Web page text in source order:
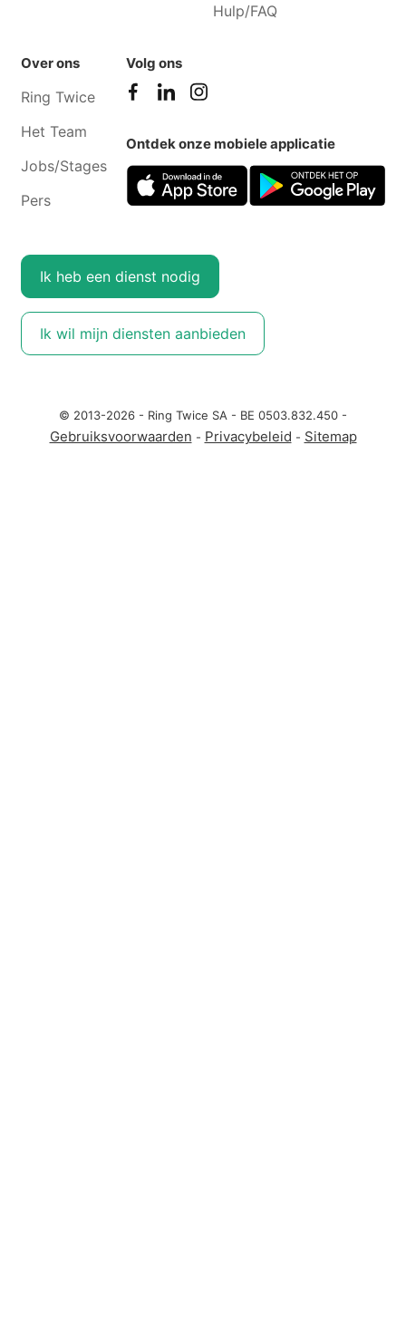
Hulp/FAQ
Over ons
Ring Twice
Het Team
Jobs/Stages
Pers
Volg ons
Ontdek onze mobiele applicatie
Ik heb een dienst nodig
Ik wil mijn diensten aanbieden
© 2013-2026 - Ring Twice SA - BE 0503.832.450 -
Gebruiksvoorwaarden - Privacybeleid - Sitemap